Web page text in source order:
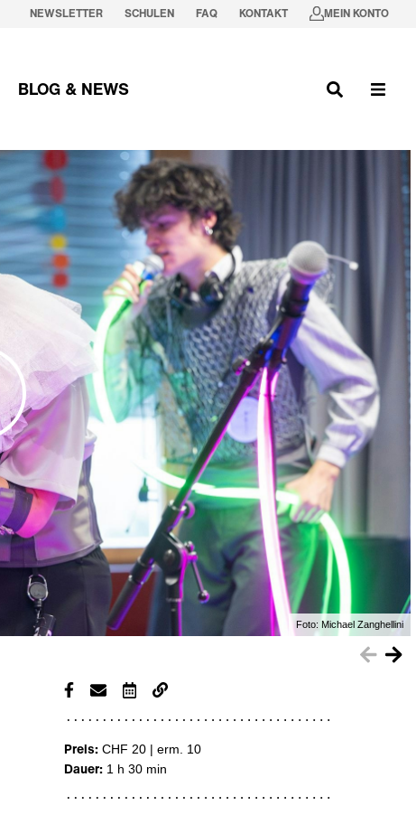
NEWSLETTER SCHULEN FAQ KONTAKT MEIN KONTO
BLOG & NEWS
Foto: Michael Zanghellini
Preis: CHF 20 | erm. 10
Dauer: 1 h 30 min